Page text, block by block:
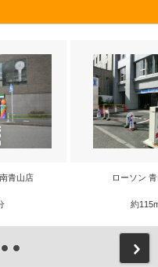
青山店 ローソン
約